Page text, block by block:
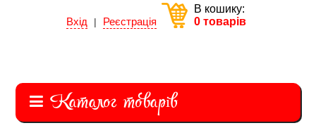
Вхід | Реєстрація
В кошику:
0 товарів
Каталог товарів